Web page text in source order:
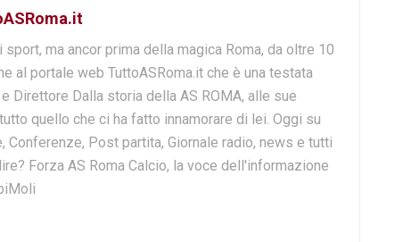
ma ancor prima della magica Roma, da oltre 10
al portale web TuttoASRoma.it che è una testata
Direttore Dalla storia della AS ROMA, alle sue
quello che ci ha fatto innamorare di lei. Oggi su
Conferenze, Post partita, Giornale radio, news e tutti
Forza AS Roma Calcio, la voce dell'informazione